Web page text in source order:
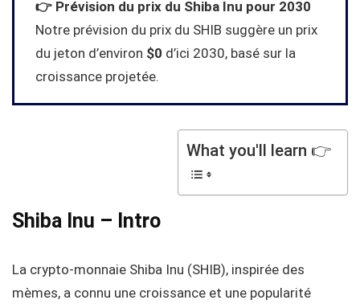
👉 Prévision du prix du Shiba Inu pour 2030
Notre prévision du prix du SHIB suggère un prix
du jeton d’environ $0 d’ici 2030, basé sur la
croissance projetée.
What you'll learn 👉
Shiba Inu – Intro
La crypto-monnaie Shiba Inu (SHIB), inspirée des
mèmes, a connu une croissance et une popularité